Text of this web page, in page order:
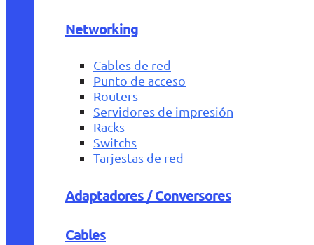
Networking
Cables de red
Punto de acceso
Routers
Servidores de impresión
Racks
Switchs
Tarjestas de red
Adaptadores / Conversores
Cables